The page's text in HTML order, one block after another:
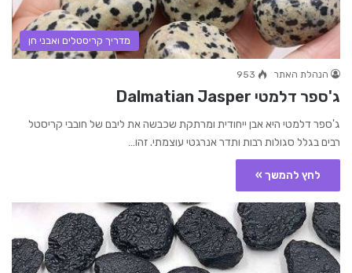
מדריך קריסטלים ואבני חן
הנהלת האתר 953
ג'ספר דלמטי Dalmatian Jasper
ג'ספר דלמטי היא אבן ייחודית ומרתקת שכבשה את ליבם של חובבי קריסטל
רבים בגלל סגולות רבות ותדר אנרגטי עוצמתי. זהו…
לחץ להמשך »